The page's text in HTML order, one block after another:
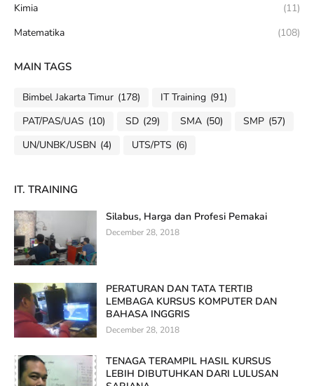
Kimia
(11)
Matematika
(108)
MAIN TAGS
Bimbel Jakarta Timur (178) IT Training (91)
PAT/PAS/UAS (10) SD (29) SMA (50) SMP (57)
UN/UNBK/USBN (4) UTS/PTS (6)
IT. TRAINING
Silabus, Harga dan Profesi Pemakai
December 28, 2018
PERATURAN DAN TATA TERTIB
LEMBAGA KURSUS KOMPUTER DAN
BAHASA INGGRIS
December 28, 2018
TENAGA TERAMPIL HASIL KURSUS
LEBIH DIBUTUHKAN DARI LULUSAN